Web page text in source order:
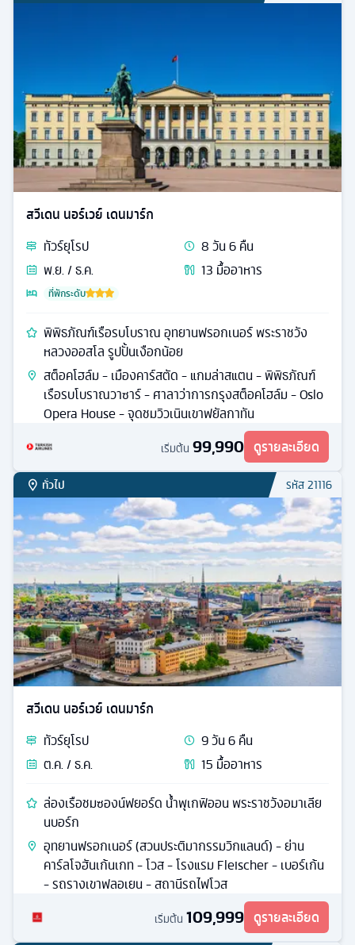
สวีเดน นอร์เวย์ เดนมาร์ก
ทัวร์ยุโรป 8วัน6คืน
พ.ย. / ธ.ค.
13 มื้ออาหาร
ที่พักระดับ
พิพิธภัณฑ์เรือรบโบราณ อุทยานฟรอกเนอร์ พระราชวัง
หลวงออสโล รูปปั้นเงือกน้อย
สต็อคโฮล์ม - เมืองคาร์สตัด - แกมล่าสแตน - พิพิธภัณฑ์
เรือรบโบราณวาซาร์ - ศาลาว่าการกรุงสต็อคโฮล์ม - Oslo
Opera House - จุดชมวิวเนินเขาฟยัลกาทัน
เริ่มต้น 99,990 ดูรายละเอียด
ทั่วไป รหัส21116
สวีเดน นอร์เวย์ เดนมาร์ก
ทัวร์ยุโรป 9วัน6คืน
ต.ค. / ธ.ค.
15 มื้ออาหาร
ล่องเรือชมซองน์ฟยอร์ด น้ำพุเกฟิออน พระราชวังอมาเลีย
นบอร์ก
อุทยานฟรอกเนอร์ (สวนประติมากรรมวิกแลนด์) - ย่าน
คาร์ลโจฮันเก้นเกท - โวส - โรงแรม Fleischer - เบอร์เก้น
- รถรางเขาฟลอเยน - สถานีรถไฟโวส
เริ่มต้น 109,999 ดูรายละเอียด